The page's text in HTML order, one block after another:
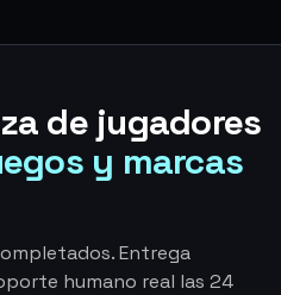
de jugadores
y marcas
Entrega
humano real las 24